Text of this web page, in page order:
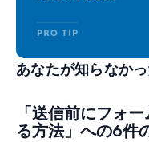
あなたが知らなか
「送信前にフォ
る方法」への6件